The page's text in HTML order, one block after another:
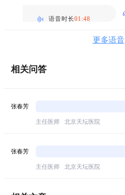
语音时长01:48
更多语音
相关问答
张春芳
主任医师 北京天坛医院
张春芳
主任医师 北京天坛医院